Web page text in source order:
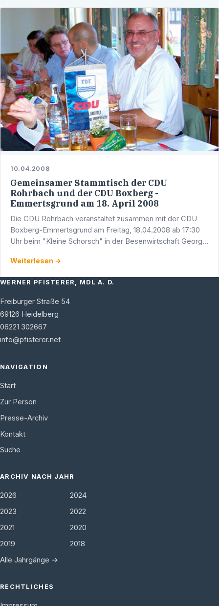
10.04.2008
Gemeinsamer Stammtisch der CDU
Rohrbach und der CDU Boxberg -
Emmertsgrund am 18. April 2008
Die CDU Rohrbach veranstaltet zusammen mit der CDU
Boxberg-Emmertsgrund am Freitag, 18.04.2008 ab 17:30
Uhr beim "Kleine Schorsch" in der Besenwirtschaft Georg
Gemeinsamen …
Weiterlesen →
WERNER PFISTERER, MDL A. D.
Freiburger Straße 54
69126 Heidelberg
06221 302667
info@pfisterer.net
NAVIGATION
Start
Zur Person
Presse-Archiv
Kontakt
Suche
ARCHIV NACH JAHR
2026
2024
2023
2022
2021
2020
2019
2018
Alle Jahrgänge →
RECHTLICHES